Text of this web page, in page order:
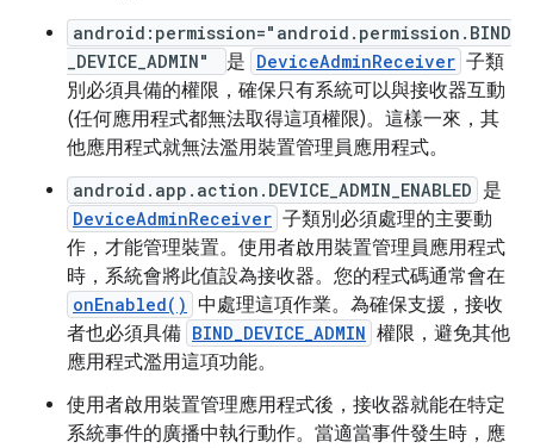
android:permission="android.permission.BIND
_DEVICE_ADMIN"
是 DeviceAdminReceiver 子類
別必須具備的權限，確保只有系統可以與接收器互動
(任何應用程式都無法取得這項權限)。這樣一來，其
他應用程式就無法濫用裝置管理員應用程式。
android.app.action.DEVICE_ADMIN_ENABLED 是
DeviceAdminReceiver 子類別必須處理的主要動
作，才能管理裝置。使用者啟用裝置管理員應用程式
時，系統會將此值設為接收器。您的程式碼通常會在
onEnabled() 中處理這項作業。為確保支援，接收
者也必須具備 BIND_DEVICE_ADMIN 權限，避免其他
應用程式濫用這項功能。
使用者啟用裝置管理應用程式後，接收器就能在特定
系統事件的廣播中執行動作。當適當事件發生時，應